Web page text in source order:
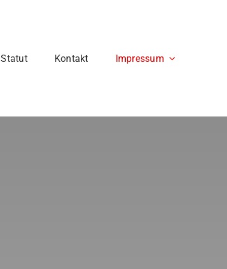
Statut Kontakt Impressum